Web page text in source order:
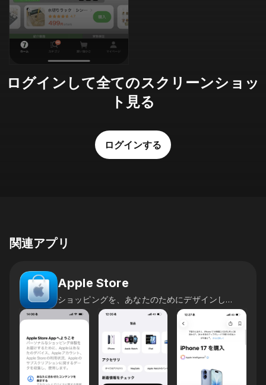
ログインして全てのスクリーンショッ
ト見る
ログインする
関連アプリ
Apple Store
ショッピングを、あなたのためにデザインしました。